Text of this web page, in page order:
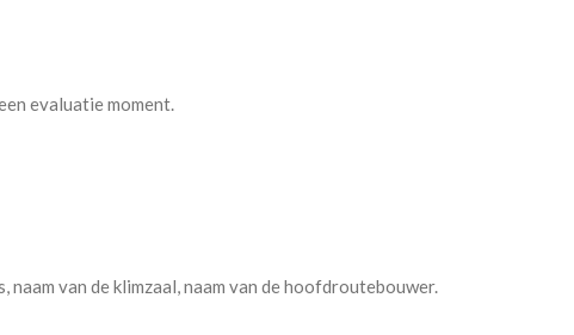
evaluatie moment.
van de klimzaal, naam van de hoofdroutebouwer.